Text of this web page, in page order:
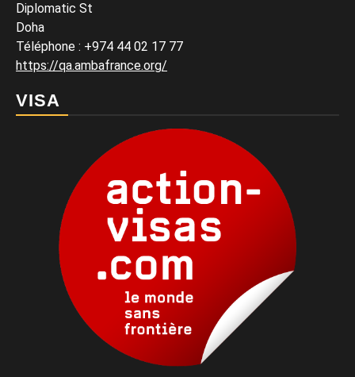
Diplomatic St
Doha
Téléphone : +974 44 02 17 77
https://qa.ambafrance.org/
VISA